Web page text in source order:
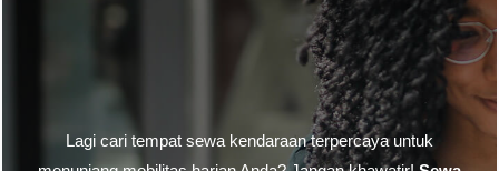
Lagi cari tempat sewa kendaraan terpercaya untuk